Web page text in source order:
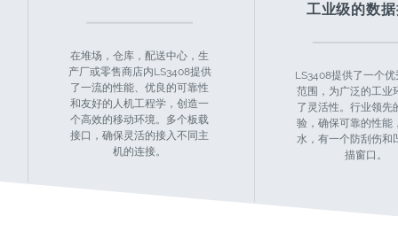
在堆场，仓库，配送中心，生
产厂或零售商店内LS3408提供
了一流的性能、优良的可靠性
和友好的人机工程学，创造一
个高效的移动环境。多个板载
接口，确保灵活的接入不同主
机的连接。
工业级的数
LS3408提供了一个
范围，为广泛的工业
了灵活性。行业领先
验，确保可靠的性能
水，有一个防刮伤和
描窗口。